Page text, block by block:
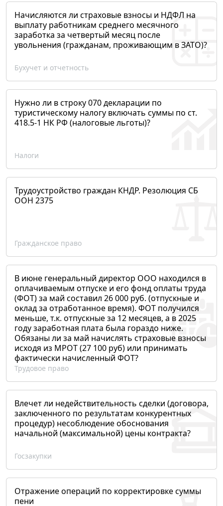
Начисляются ли страховые взносы и НДФЛ на
выплату работникам среднего месячного
заработка за четвертый месяц после
увольнения (гражданам, проживающим в ЗАТО)?
Бухучет и отчетность
Нужно ли в строку 070 декларации по
туристическому налогу включать суммы по ст.
418.5-1 НК РФ (налоговые льготы)?
Налоги
Трудоустройство граждан КНДР. Резолюция СБ
ООН 2375
Гражданское право
В июне генеральный директор ООО находился в
оплачиваемым отпуске и его фонд оплаты труда
(ФОТ) за май составил 26 000 руб. (отпускные и
оклад за отработанное время). ФОТ получился
меньше, т.к. отпускные за 12 месяцев, а в 2025
году заработная плата была гораздо ниже.
Обязаны ли за май начислять страховые взносы
исходя из МРОТ (27 100 руб) или принимать
фактически начисленный ФОТ?
Трудовое право
Влечет ли недействительность сделки (договора,
заключенного по результатам конкурентных
процедур) несоблюдение обоснования
начальной (максимальной) цены контракта?
Госзакупки
Отражение операций по корректировке суммы
пени